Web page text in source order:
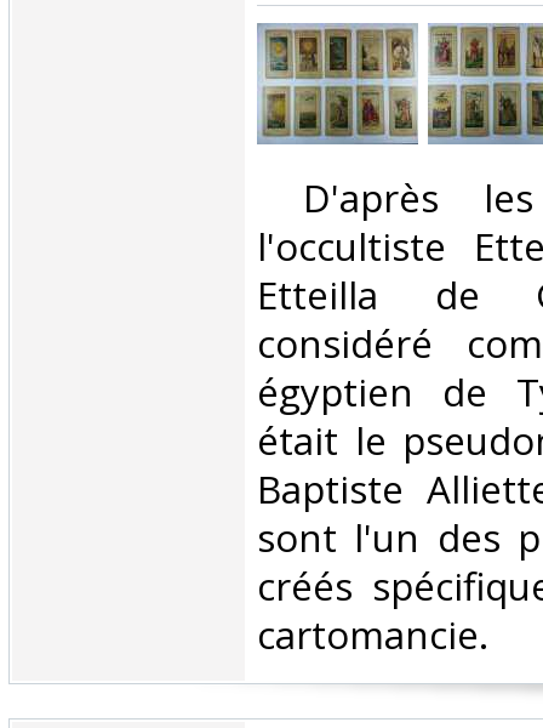
D'après
l'occultiste
Etteilla de
considéré
égyptien de
était le
Baptiste
sont l'un des
créés
cartomancie.‎